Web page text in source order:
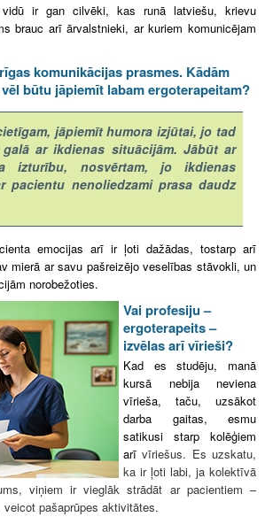
vidū ir gan cilvēki, kas runā latviešu, krievu
brauc arī ārvalstnieki, ar kuriem komunicējam
komunikācijas prasmes. Kādām
būtu jāpiemīt labam ergoterapeitam?
jāpiemīt humora izjūtai, jo tad
ar ikdienas situācijām. Jābūt ar
izturību, nosvērtam, jo ikdienas
pacientu nenoliedzami prasa daudz
emocijas arī ir ļoti dažādas, tostarp arī
mierā ar savu pašreizējo veselības stāvokli, un
norobežoties.
Vai profesiju –
ergoterapeits –
izvēlas arī vīrieši?
Kad es studēju, manā
kursā nebija neviena
vīrieša, taču, uzsākot
darba gaitas, esmu
satikusi starp kolēģiem
arī vīriešus. Es uzskatu,
ka ir ļoti labi, ja kolektīvā
viņiem ir vieglāk strādāt ar pacientiem –
pašaprūpes aktivitātes.